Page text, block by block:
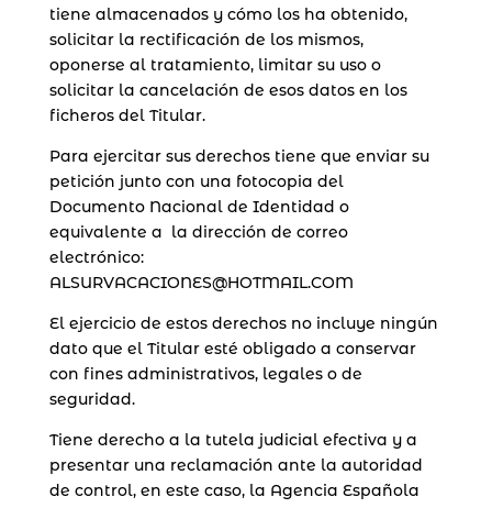
tiene almacenados y cómo los ha obtenido,
solicitar la rectificación de los mismos,
oponerse al tratamiento, limitar su uso o
solicitar la cancelación de esos datos en los
ficheros del Titular.
Para ejercitar sus derechos tiene que enviar su
petición junto con una fotocopia del
Documento Nacional de Identidad o
equivalente a la dirección de correo
electrónico:
ALSURVACACIONES@HOTMAIL.COM
El ejercicio de estos derechos no incluye ningún
dato que el Titular esté obligado a conservar
con fines administrativos, legales o de
seguridad.
Tiene derecho a la tutela judicial efectiva y a
presentar una reclamación ante la autoridad
de control, en este caso, la Agencia Española